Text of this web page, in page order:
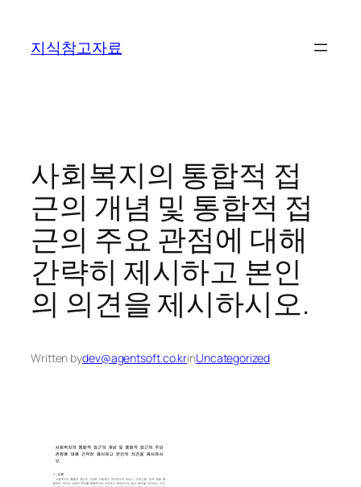
지식참고자료
사회복지의 통합적 접
근의 개념 및 통합적 접
근의 주요 관점에 대해
간략히 제시하고 본인
의 의견을 제시하시오.
Written bydev@agentsoft.co.krinUncategorized